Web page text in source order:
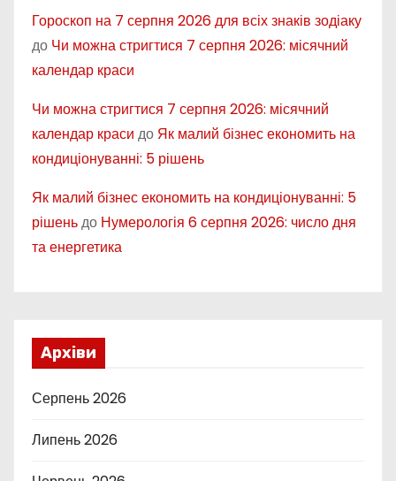
Гороскоп на 7 серпня 2026 для всіх знаків зодіаку
до Чи можна стригтися 7 серпня 2026: місячний
календар краси
Чи можна стригтися 7 серпня 2026: місячний
календар краси до Як малий бізнес економить на
кондиціонуванні: 5 рішень
Як малий бізнес економить на кондиціонуванні: 5
рішеньдо Нумерологія 6 серпня 2026: число дня
та енергетика
Архіви
Серпень 2026
Липень 2026